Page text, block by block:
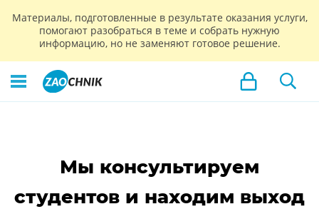
Материалы, подготовленные в результате оказания услуги,
помогают разобраться в теме и собрать нужную
информацию, но не заменяют готовое решение.
Мы консультируем
студентов и находим выход